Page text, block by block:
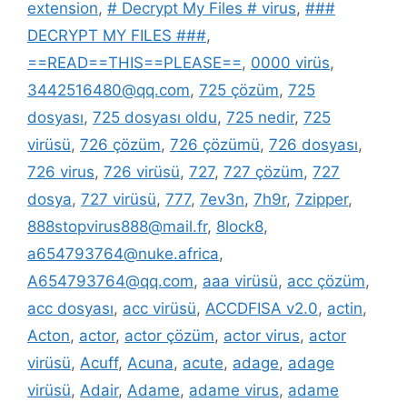
extension, # Decrypt My Files # virus, ###
DECRYPT MY FILES ###,
==READ==THIS==PLEASE==, 0000 virüs,
3442516480@qq.com, 725 çözüm, 725
dosyası, 725 dosyası oldu, 725 nedir, 725
virüsü, 726 çözüm, 726 çözümü, 726 dosyası,
726 virus, 726 virüsü, 727, 727 çözüm, 727
dosya, 727 virüsü, 777, 7ev3n, 7h9r, 7zipper,
888stopvirus888@mail.fr, 8lock8,
a654793764@nuke.africa,
A654793764@qq.com, aaa virüsü, acc çözüm,
acc dosyası, acc virüsü, ACCDFISA v2.0, actin,
Acton, actor, actor çözüm, actor virus, actor
virüsü, Acuff, Acuna, acute, adage, adage
virüsü, Adair, Adame, adame virus, adame